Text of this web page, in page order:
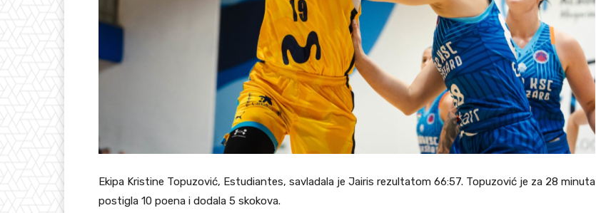
Ekipa Kristine Topuzović, Estudiantes, savladala je Jairis rezultatom 66:57. Topuzović je za 28 minuta
postigla 10 poena i dodala 5 skokova.